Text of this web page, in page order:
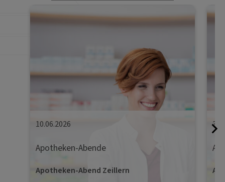
10.06.2026
Apotheken-Abende
Apotheken-Abend Zeillern